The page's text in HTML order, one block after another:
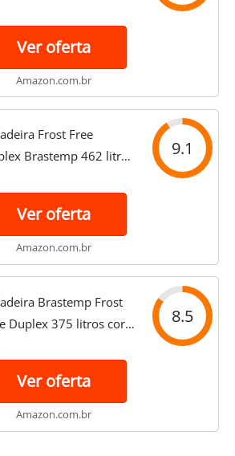
110V
Ver oferta
Amazon.com.br
Frost Free
Brastemp 462 litros
110V
9.1
Ver oferta
Amazon.com.br
Brastemp Frost
Duplex 375 litros cor
110V
8.5
Ver oferta
Amazon.com.br